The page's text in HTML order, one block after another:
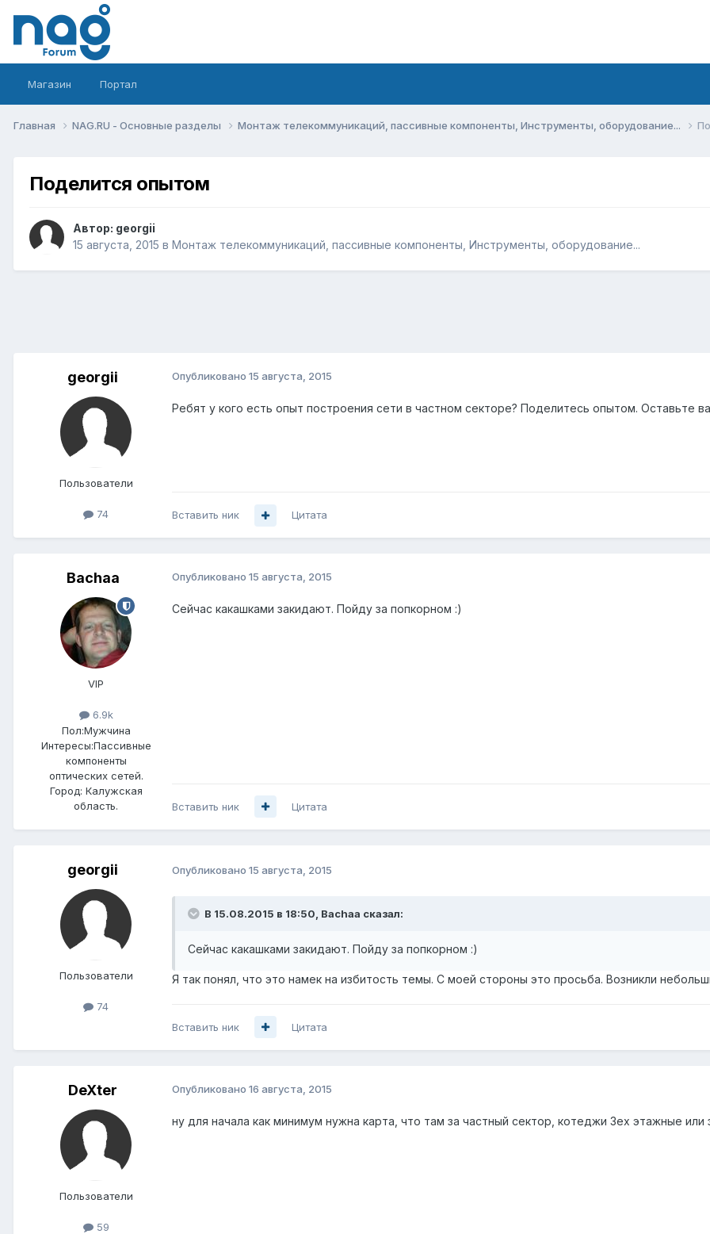
Магазин Портал
Главная NAG.RU - Основные разделы Монтаж телекоммуникаций, пассивные компоненты, Инструменты, оборудование...
Поделится опытом
Автор: georgii
15 августа, 2015 в Монтаж телекоммуникаций, пассивные компоненты, Инструменты, оборудование...
georgii
Пользователи
74
Опубликовано 15 августа, 2015
Ребят у кого есть опыт построения сети в частном секторе? Поделитесь опытом. Оставьте
Вставить ник Цитата
Bachaa
VIP
6.9k
Пол:Мужчина
Интересы:Пассивные
компоненты
оптических сетей.
Город: Калужская
область.
Опубликовано 15 августа, 2015
Сейчас какашками закидают. Пойду за попкорном :)
Вставить ник Цитата
georgii
Пользователи
74
Опубликовано 15 августа, 2015
В 15.08.2015 в 18:50, Bachaa сказал:
Сейчас какашками закидают. Пойду за попкорном :)
Я так понял, что это намек на избитость темы. С моей стороны это просьба. Возникли
Вставить ник Цитата
DeXter
Пользователи
59
Опубликовано 16 августа, 2015
ну для начала как минимум нужна карта, что там за частный сектор, котеджи 3ех этажные